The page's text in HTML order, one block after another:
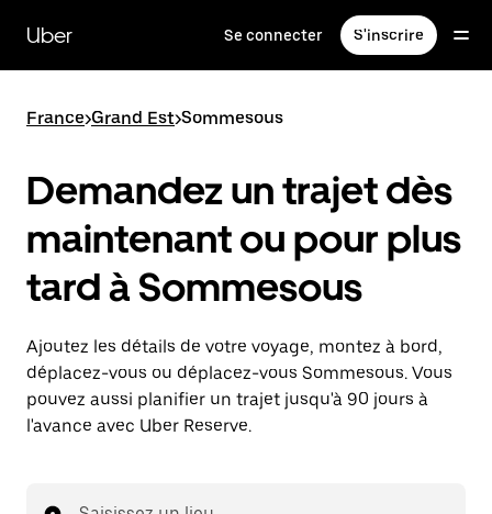
contenu
principal
Uber Se connecter S'inscrire
France>Grand Est>Sommesous
Demandez un trajet dès
maintenant ou pour plus
tard à Sommesous
Ajoutez les détails de votre voyage, montez à bord,
déplacez-vous ou déplacez-vous Sommesous. Vous
pouvez aussi planifier un trajet jusqu'à 90 jours à
l'avance avec Uber Reserve.